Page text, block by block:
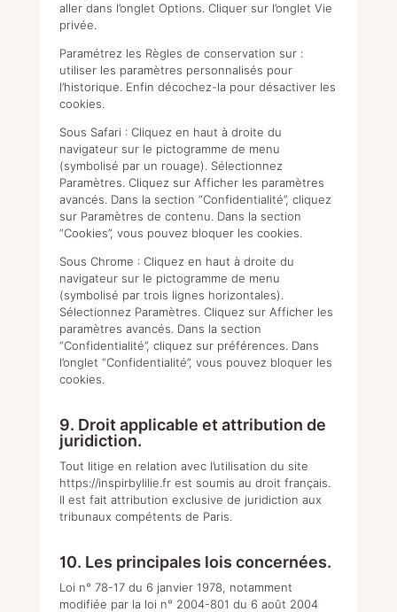
aller dans l’onglet Options. Cliquer sur l’onglet Vie
privée.
Paramétrez les Règles de conservation sur :
utiliser les paramètres personnalisés pour
l’historique. Enfin décochez-la pour désactiver les
cookies.
Sous Safari : Cliquez en haut à droite du
navigateur sur le pictogramme de menu
(symbolisé par un rouage). Sélectionnez
Paramètres. Cliquez sur Afficher les paramètres
avancés. Dans la section “Confidentialité”, cliquez
sur Paramètres de contenu. Dans la section
“Cookies”, vous pouvez bloquer les cookies.
Sous Chrome : Cliquez en haut à droite du
navigateur sur le pictogramme de menu
(symbolisé par trois lignes horizontales).
Sélectionnez Paramètres. Cliquez sur Afficher les
paramètres avancés. Dans la section
“Confidentialité”, cliquez sur préférences. Dans
l’onglet “Confidentialité”, vous pouvez bloquer les
cookies.
9. Droit applicable et attribution de
juridiction.
Tout litige en relation avec l’utilisation du site
https://inspirbylilie.fr est soumis au droit français.
Il est fait attribution exclusive de juridiction aux
tribunaux compétents de Paris.
10. Les principales lois concernées.
Loi n° 78-17 du 6 janvier 1978, notamment
modifiée par la loi n° 2004-801 du 6 août 2004